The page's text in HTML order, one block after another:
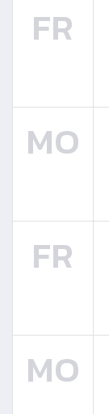
FR
MO
FR
MO